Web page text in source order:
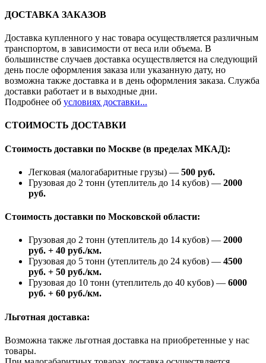
ДОСТАВКА ЗАКАЗОВ
Доставка купленного у нас товара осуществляется различным
транспортом, в зависимости от веса или объема. В
большинстве случаев доставка осуществляется на следующий
день после оформления заказа или указанную дату, но
возможна также доставка и в день оформления заказа. Служба
доставки работает и в выходные дни.
Подробнее об условиях доставки...
СТОИМОСТЬ ДОСТАВКИ
Стоимость доставки по Москве (в пределах МКАД):
Легковая (малогабаритные грузы) — 500 руб.
Грузовая до 2 тонн (утеплитель до 14 кубов) — 2000
руб.
Стоимость доставки по Московской области:
Грузовая до 2 тонн (утеплитель до 14 кубов) — 2000
руб. + 40 руб./км.
Грузовая до 5 тонн (утеплитель до 24 кубов) — 4500
руб. + 50 руб./км.
Грузовая до 10 тонн (утеплитель до 40 кубов) — 6000
руб. + 60 руб./км.
Льготная доставка:
Возможна также льготная доставка на приобретенные у нас
товары.